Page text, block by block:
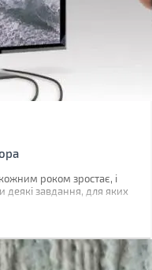
роком зростає, і
деякі завдання, для яких